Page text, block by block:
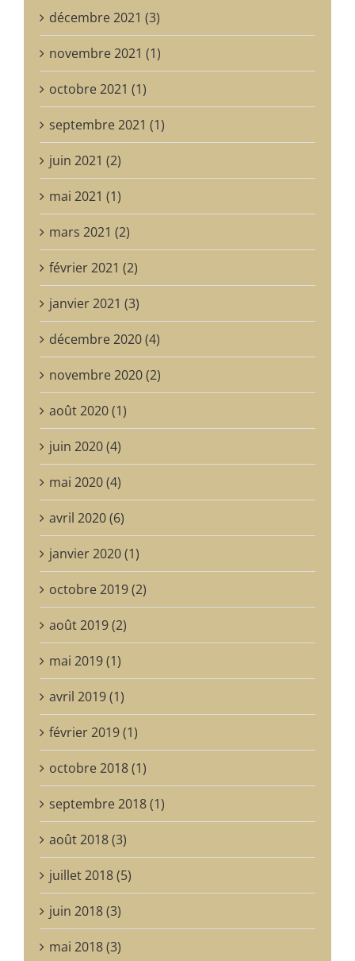
décembre 2021 (3)
novembre 2021 (1)
octobre 2021 (1)
septembre 2021 (1)
juin 2021 (2)
mai 2021 (1)
mars 2021 (2)
février 2021 (2)
janvier 2021 (3)
décembre 2020 (4)
novembre 2020 (2)
août 2020 (1)
juin 2020 (4)
mai 2020 (4)
avril 2020 (6)
janvier 2020 (1)
octobre 2019 (2)
août 2019 (2)
mai 2019 (1)
avril 2019 (1)
février 2019 (1)
octobre 2018 (1)
septembre 2018 (1)
août 2018 (3)
juillet 2018 (5)
juin 2018 (3)
mai 2018 (3)